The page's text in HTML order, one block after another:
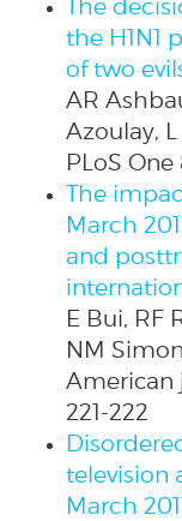
The
the H1N1
of two
AR
Azoulay, L
PLoS One
The
March
and
E Bui, RF
NM
American
221-222
television
March